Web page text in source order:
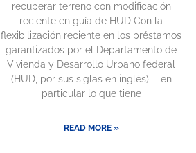
recuperar terreno con modificación
reciente en guía de HUD Con la
flexibilización reciente en los préstamos
garantizados por el Departamento de
Vivienda y Desarrollo Urbano federal
(HUD, por sus siglas en inglés) —en
particular lo que tiene
READ MORE »